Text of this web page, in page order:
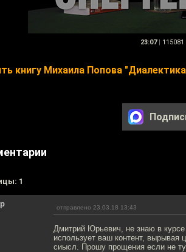
23:07 |
книгу Михаила Попова
1
отправлено 23.03.18 13:43
Дмитрий Юрьевич, не знаю в
использует ваш контент, вырывая
сиысл. Прошу прощения если не